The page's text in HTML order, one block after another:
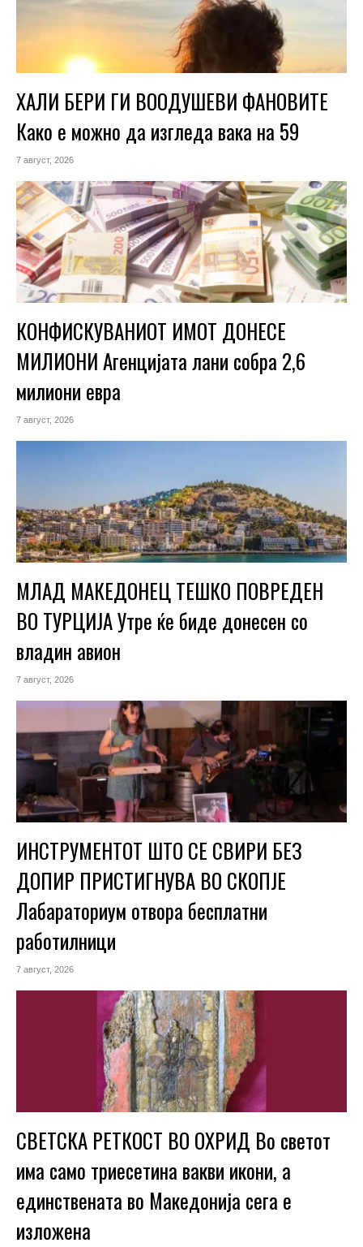
ХАЛИ БЕРИ ГИ ВООДУШЕВИ ФАНОВИТЕ
Како е можно да изгледа вака на 59
7 август, 2026
КОНФИСКУВАНИОТ ИМОТ ДОНЕСЕ
МИЛИОНИ Агенцијата лани собра 2,6
милиони евра
7 август, 2026
МЛАД МАКЕДОНЕЦ ТЕШКО ПОВРЕДЕН
ВО ТУРЦИЈА Утре ќе биде донесен со
владин авион
7 август, 2026
ИНСТРУМЕНТОТ ШТО СЕ СВИРИ БЕЗ
ДОПИР ПРИСТИГНУВА ВО СКОПЈЕ
Лабараториум отвора бесплатни
работилници
7 август, 2026
СВЕТСКА РЕТКОСТ ВО ОХРИД Во светот
има само триесетина вакви икони, а
единствената во Македонија сега е
изложена